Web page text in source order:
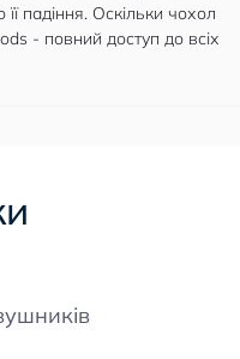
падіння. Оскільки чохол
- повний доступ до всіх